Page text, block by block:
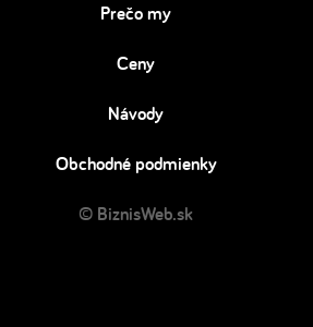
Prečo my
Ceny
Návody
Obchodné podmienky
© BiznisWeb.sk